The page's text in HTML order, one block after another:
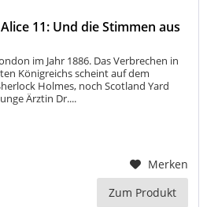
11: Und die Stimmen aus
im Jahr 1886. Das Verbrechen in
Königreichs scheint auf dem
Holmes, noch Scotland Yard
Ärztin Dr....
Merken
Zum Produkt